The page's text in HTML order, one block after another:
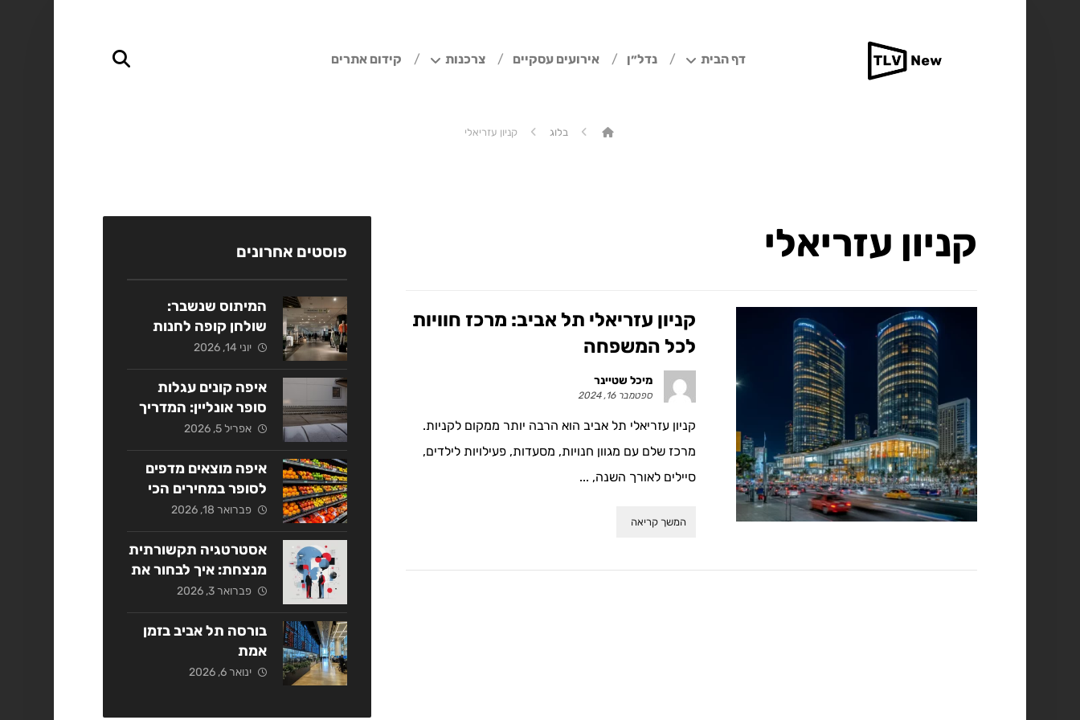
דף הבית נדל״ן אירועים עסקיים צרכנות קידום אתרים
בלוג קניון עזריאלי
קניון עזריאלי
קניון עזריאלי תל אביב: מרכז חוויות
לכל המשפחה
מיכל שטיינר
ספטמבר 16, 2024
קניון עזריאלי תל אביב הוא הרבה יותר ממקום לקניות.
מרכז שלם עם מגוון חנויות, מסעדות, פעילויות לילדים,
סיילים לאורך השנה, ...
המשך קריאה
פוסטים אחרונים
המיתוס שנשבר:
שולחן קופה לחנות
אופנה כמנוף מכירות
אסטרטגי
יוני 14, 2026
איפה קונים עגלות
סופר אונליין: המדריך
המלא ל-2026
אפריל 5, 2026
איפה מוצאים מדפים
לסופר במחירים הכי
משתלמים בשנת
2026?
פברואר 18, 2026
אסטרטגיה תקשורתית
מנצחת: איך לבחור את
החברה המתאימה
בישראל?
פברואר 3, 2026
בורסה תל אביב בזמן
אמת
ינואר 6, 2026